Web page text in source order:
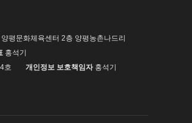
평문화체육센터 2층 양평농촌나드리
홍석기
호 개인정보 보호책임자홍석기